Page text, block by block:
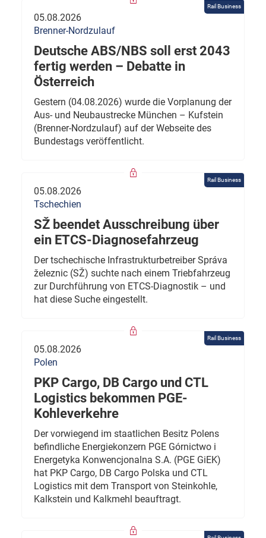
Rail Business
05.08.2026
Brenner-Nordzulauf
Deutsche ABS/NBS soll erst 2043
fertig werden – Debatte in
Österreich
Gestern (04.08.2026) wurde die Vorplanung der
Aus- und Neubaustrecke München – Kufstein
(Brenner-Nordzulauf) auf der Webseite des
Bundestags veröffentlicht.
Rail Business
05.08.2026
Tschechien
SŽ beendet Ausschreibung über
ein ETCS-Diagnosefahrzeug
Der tschechische Infrastrukturbetreiber Správa
železnic (SŽ) suchte nach einem Triebfahrzeug
zur Durchführung von ETCS-Diagnostik – und
hat diese Suche eingestellt.
Rail Business
05.08.2026
Polen
PKP Cargo, DB Cargo und CTL
Logistics bekommen PGE-
Kohleverkehre
Der vorwiegend im staatlichen Besitz Polens
befindliche Energiekonzern PGE Górnictwo i
Energetyka Konwencjonalna S.A. (PGE GiEK)
hat PKP Cargo, DB Cargo Polska und CTL
Logistics mit dem Transport von Steinkohle,
Kalkstein und Kalkmehl beauftragt.